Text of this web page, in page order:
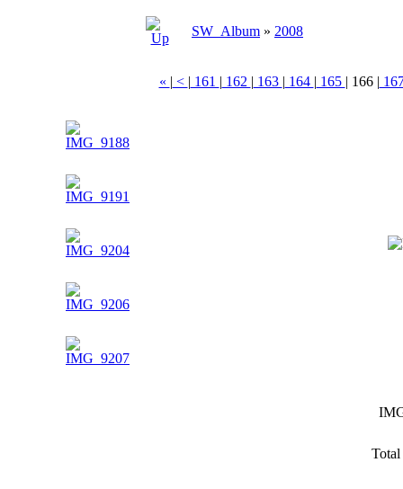
SW_Album » 2008
« | < | 161 | 162 | 163 | 164 | 165 | 166 |